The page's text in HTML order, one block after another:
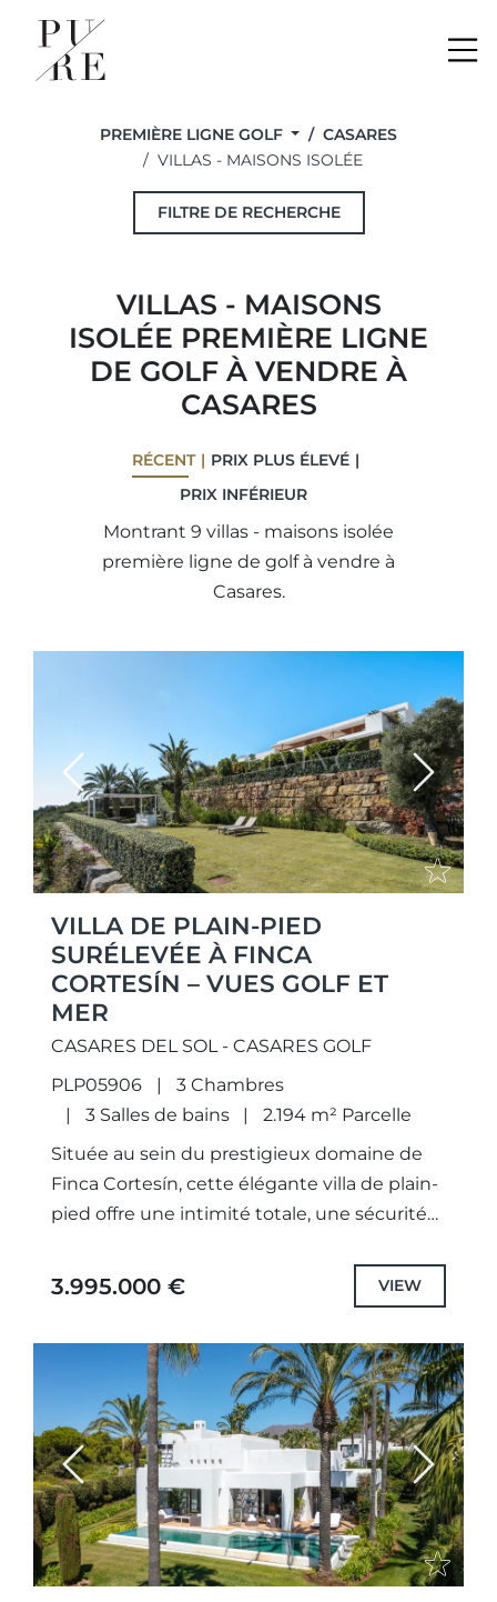
PREMIÈRE LIGNE GOLF
CASARES
VILLAS - MAISONS ISOLÉE
FILTRE DE RECHERCHE
VILLAS - MAISONS
ISOLÉE PREMIÈRE LIGNE
DE GOLF À VENDRE À
CASARES
RÉCENT
PRIX ​​PLUS ÉLEVÉ
PRIX ​​INFÉRIEUR
Montrant 9 villas - maisons isolée
première ligne de golf à vendre à
Casares.
Previous Next
VILLA DE PLAIN-PIED
SURÉLEVÉE À FINCA
CORTESÍN – VUES GOLF ET
MER
CASARES DEL SOL - CASARES GOLF
PLP05906
3 Chambres
3 Salles de bains
2.194 m² Parcelle
Située au sein du prestigieux domaine de
Finca Cortesín, cette élégante villa de plain-
pied offre une intimité totale, une sécurité
et de...
3.995.000 € VIEW
Previous Next